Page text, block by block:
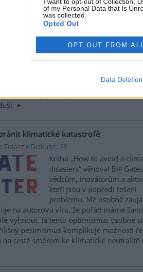
of my Personal Data that Is
was collected.
Opted Out
OPT OUT FROM ALL
Data Deletion
vodě a ovzduší
hydrometeorologického
právě vychází nová
názvem Mýty a fakta o
a ovzduší. Jedná se o
knížku, která si klade za cíl
různé mýty či zajímavosti v oblasti
klimatické katastrofě
Tolasz Diskuse: 25
Knihu „How to avoid a
disasters“ věnoval Bill Gates
vědcům, inovátorům a
kteří jsou v popředí řešení
problému. Mě osobně
na autorovu víru, že pořád máme
vyhnout. Já tento optimismus osobně
pesimismus komplikuje možnosti
na cestě směrem ke klimatické neutralitě